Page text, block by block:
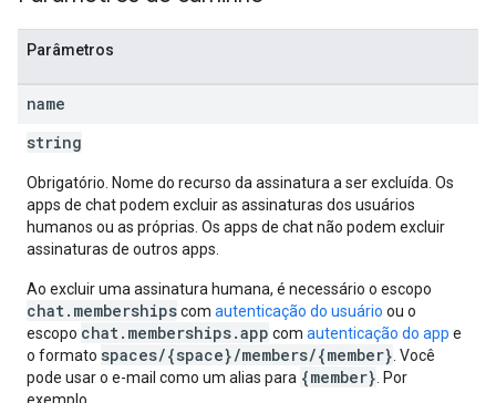
Parâmetros
name
string
Obrigatório. Nome do recurso da assinatura a ser excluída. Os
apps de chat podem excluir as assinaturas dos usuários
humanos ou as próprias. Os apps de chat não podem excluir
assinaturas de outros apps.
Ao excluir uma assinatura humana, é necessário o escopo
chat.membershipscom autenticação do usuário ou o
escopo chat.memberships.app com autenticação do app e
o formato spaces/{space}/members/{member} . Você
pode usar o e-mail como um alias para {member} . Por